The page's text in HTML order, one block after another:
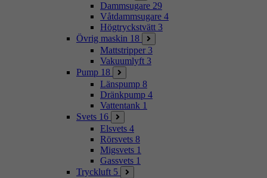
Dammsugare 29
Våtdammsugare 4
Högtryckstvätt 3
Övrig maskin 18
Mattstripper 3
Vakuumlyft 3
Pump 18
Länspump 8
Dränkpump 4
Vattentank 1
Svets 16
Elsvets 4
Rörsvets 8
Migsvets 1
Gassvets 1
Tryckluft 5